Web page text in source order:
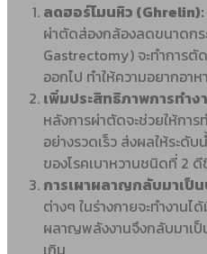
ลดฮอร์โมนหิว (Ghrelin):
ผ่าตัดส่องกล้องลดขนาดกร
Gastrectomy) จะทำการ
ออกไป ทำให้ความอยากอา
เพิ่มประสิทธิภาพการทำ
หลังการผ่าตัดจะช่วยให้กา
อย่างรวดเร็ว ส่งผลให้ระดั
ของโรคเบาหวานชนิดที่ 2
การเผาผลาญกลับมาเป็
ต่างๆ ในร่างกายจะทำงาน
ผลาญพลังงานจึงกลับมาเ
เกิน